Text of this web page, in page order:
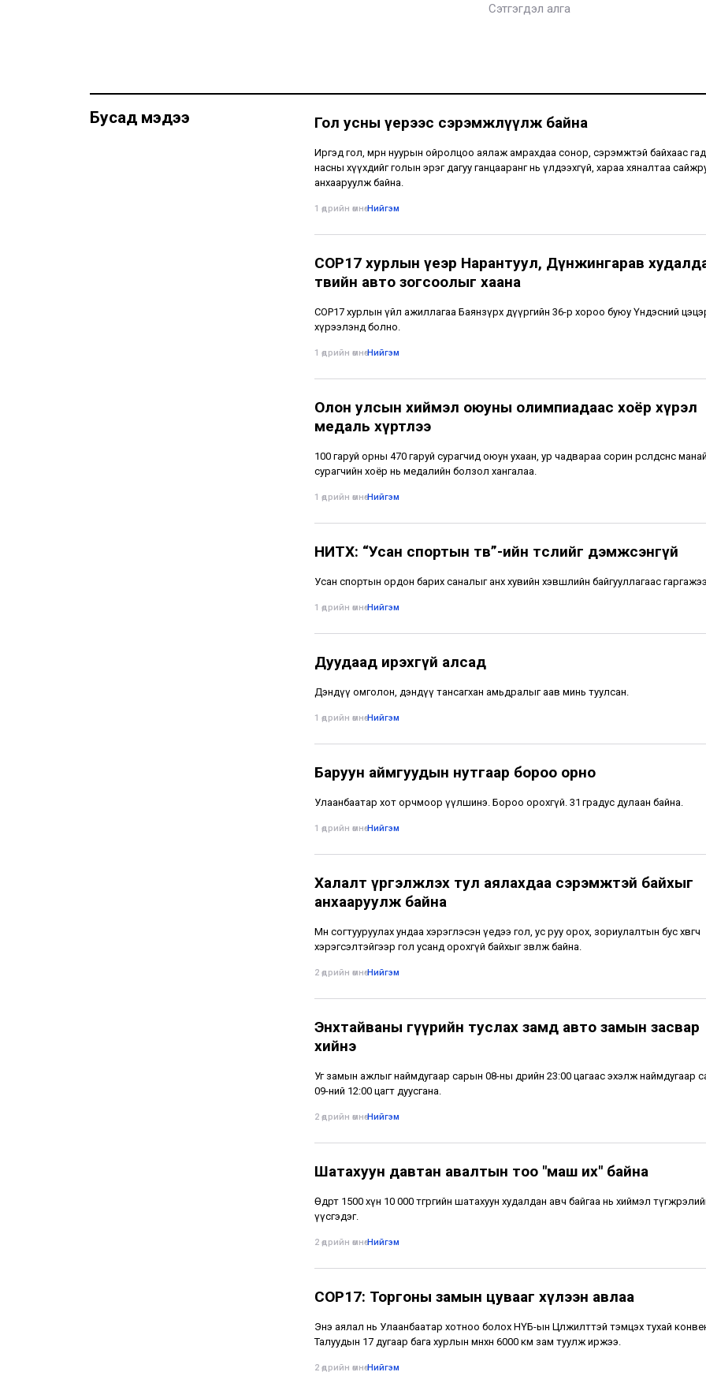
Сэтгэгдэл алга
Бусад мэдээ Гол усны үерээс сэрэмжлүүлж байна
Иргэд гол, мөрөн нуурын ойролцоо аялаж амрахдаа сонор, сэрэмжтэй байхаас
насны хүүхдийг голын эрэг дагуу ганцааранг нь үлдээхгүй, хараа хяналтаа
анхааруулж байна.
1 өдрийн өмнө•Нийгэм
COP17 хурлын үеэр Нарантуул, Дүнжингарав
төвийн авто зогсоолыг хаана
СОР17 хурлын үйл ажиллагаа Баянзүрх дүүргийн 36-р хороо буюу Үндэсний
хүрээлэнд болно.
1 өдрийн өмнө•Нийгэм
Олон улсын хиймэл оюуны олимпиадаас хоёр хүрэл
медаль хүртлээ
100 гаруй орны 470 гаруй сурагчид оюун ухаан, ур чадвараа сорин өрсөлдсөнөөс манай
сурагчийн хоёр нь медалийн болзол хангалаа.
1 өдрийн өмнө•Нийгэм
НИТХ: “Усан спортын төв”-ийн төслийг дэмжсэнгүй
Усан спортын ордон барих саналыг анх хувийн хэвшлийн байгууллагаас гаргажээ.
1 өдрийн өмнө•Нийгэм
Дуудаад ирэхгүй алсад
Дэндүү омголон, дэндүү тансагхан амьдралыг аав минь туулсан.
1 өдрийн өмнө•Нийгэм
Баруун аймгуудын нутгаар бороо орно
Улаанбаатар хот орчмоор үүлшинэ. Бороо орохгүй. 31 градус дулаан байна.
1 өдрийн өмнө•Нийгэм
Халалт үргэлжлэх тул аялахдаа сэрэмжтэй байхыг
анхааруулж байна
Мөн согтууруулах ундаа хэрэглэсэн үедээ гол, ус руу орох, зориулалтын бус хөвөгч
хэрэгсэлтэйгээр гол усанд орохгүй байхыг зөвлөж байна.
2 өдрийн өмнө•Нийгэм
Энхтайваны гүүрийн туслах замд авто замын засвар
хийнэ
Уг замын ажлыг наймдугаар сарын 08-ны өдрийн 23:00 цагаас эхэлж наймдугаар
09-ний 12:00 цагт дуусгана.
2 өдрийн өмнө•Нийгэм
Шатахуун давтан авалтын тоо "маш их" байна
Өдөрт 1500 хүн 10 000 төгрөгийн шатахуун худалдан авч байгаа нь хиймэл
үүсгэдэг.
2 өдрийн өмнө•Нийгэм
COP17: Торгоны замын цувааг хүлээн авлаа
Энэ аялал нь Улаанбаатар хотноо болох НҮБ-ын Цөлжилттэй тэмцэх тухай
Талуудын 17 дугаар бага хурлын өмнөхөн 6000 км зам туулж иржээ.
2 өдрийн өмнө•Нийгэм